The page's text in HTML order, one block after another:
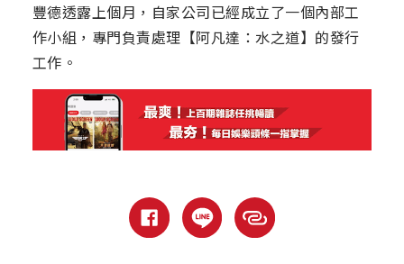
豐德透露上個月，自家公司已經成立了一個內部工
作小組，專門負責處理【阿凡達：水之道】的發行
工作。